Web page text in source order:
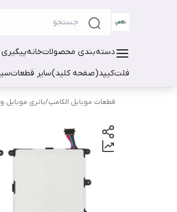
دسته‌بندی محصولاتخانه
فلتکیپد(صفحه کلید)سایر قطعات
قطعات موبایل الکامپ/باتری موبایل